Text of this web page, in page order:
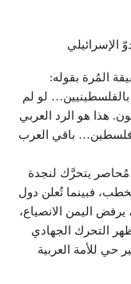
المُرة بقوله:
بالفلسطينيين… لو لم
هذا هو الرد العربي
فلسطين… باقي العرب
مُحاصر يتحرَّك لنجدة
فبينما تُعلن دول
يرفض اليمن الانصياع،
التحرك الجهادي
للأمة العربية